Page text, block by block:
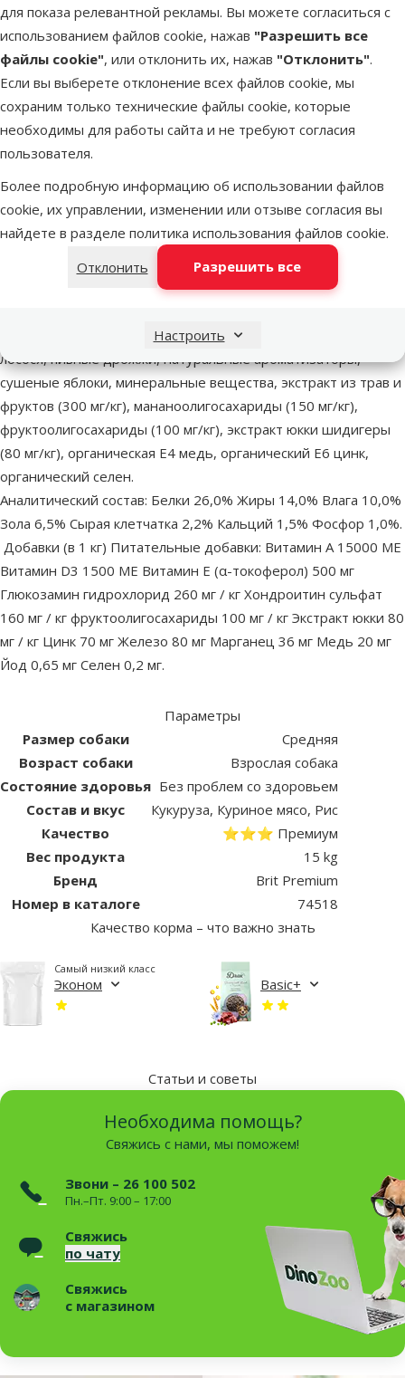
для показа релевантной рекламы. Вы можете согласиться с
использованием файлов cookie, нажав "Разрешить все
файлы cookie", или отклонить их, нажав "Отклонить".
Если вы выберете отклонение всех файлов cookie, мы
сохраним только технические файлы cookie, которые
необходимы для работы сайта и не требуют согласия
пользователя.
Более подробную информацию об использовании файлов
cookie, их управлении, изменении или отзыве согласия вы
найдете в разделе политика использования файлов cookie.
Отклонить
Разрешить все
Настроить
В наличии
Бесплатная доставка
Другие подобные продукты
В начало страницы
superzoo.product.detail.content
Корм для собак - BRIT Premium Adult M - полноценный сухой
корм для взрослых собак средних пород (10–25 kg) с
куриный жир (консервированный токоферолами), масло
лосося, пивные дрожжи, натуральные ароматизаторы,
сушеные яблоки, минеральные вещества, экстракт из трав и
фруктов (300 мг/кг), мананоолигосахариды (150 мг/кг),
фруктоолигосахариды (100 мг/кг), экстракт юкки шидигеры
(80 мг/кг), органическая Е4 медь, органический Е6 цинк,
органический селен.
Аналитический состав: Белки 26,0% Жиры 14,0% Влага 10,0%
Зола 6,5% Сырая клетчатка 2,2% Кальций 1,5% Фосфор 1,0%.
Добавки (в 1 кг) Питательные добавки: Витамин А 15000 МЕ
Витамин D3 1500 МЕ Витамин Е (α-токоферол) 500 мг
Глюкозамин гидрохлорид 260 мг / кг Хондроитин сульфат
160 мг / кг фруктоолигосахариды 100 мг / кг Экстракт юкки 80
мг / кг Цинк 70 мг Железо 80 мг Марганец 36 мг Медь 20 мг
Йод 0,65 мг Селен 0,2 мг.
Параметры
Размер собаки
Средняя
Возраст собаки
Взрослая собака
Состояние здоровья Без проблем со здоровьем
Состав и вкус
Кукуруза, Куриное мясо, Рис
Качество
⭐⭐⭐ Премиум
Вес продукта
15 kg
Бренд
Brit Premium
Номер в каталоге
74518
Качество корма – что важно знать
Эконом
Самый низкий класс
Basic+
Статьи и советы
Необходима помощь?
Свяжись с нами, мы поможем!
Звони – 26 100 502
Пн.–Пт. 9:00 – 17:00
Свяжись
по чату
Свяжись
с магазином